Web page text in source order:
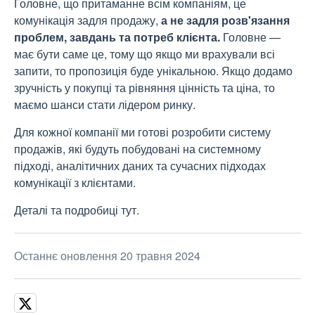
комунікація задля продажу, а не задля розв'язання
проблем, завдань та потреб клієнта. Головне —
має бути саме це, тому що якщо ми врахували всі
запити, то пропозиція буде унікальною. Якщо додамо
зручність у покупці та рівняння цінність та ціна, то
маємо шанси стати лідером ринку.
Для кожної компанії ми готові розробити систему
продажів, які будуть побудовані на системному
підході, аналітичних даних та сучасних підходах
комунікації з клієнтами.
Деталі та подробиці тут.
Останнє оновлення 20 травня 2024